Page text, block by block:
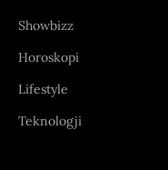
Showbizz
Horoskopi
Lifestyle
Teknologji